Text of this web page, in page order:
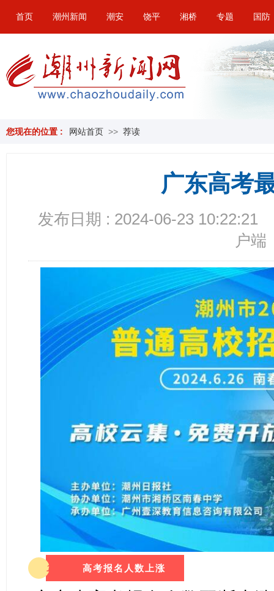
首页 潮州新闻 潮安 饶平 湘桥 专题 国防
您现在的位置 : 网站首页 >> 荐读
广东高考
发布日期 : 2024-06-23 10:22:21
户端
1 高考报名人数上涨